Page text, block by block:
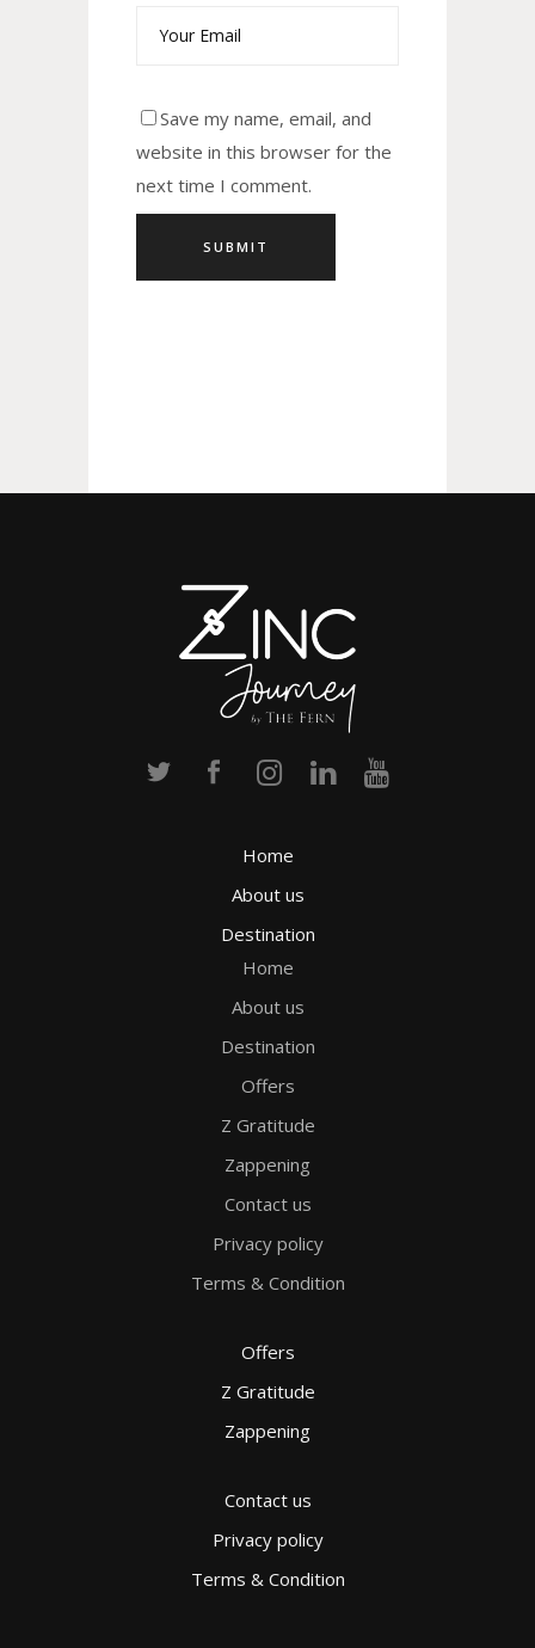
Save my name, email, and
website in this browser for the
next time I comment.
Home
About us
Destination
Home
About us
Destination
Offers
Z Gratitude
Zappening
Contact us
Privacy policy
Terms & Condition
Offers
Z Gratitude
Zappening
Contact us
Privacy policy
Terms & Condition